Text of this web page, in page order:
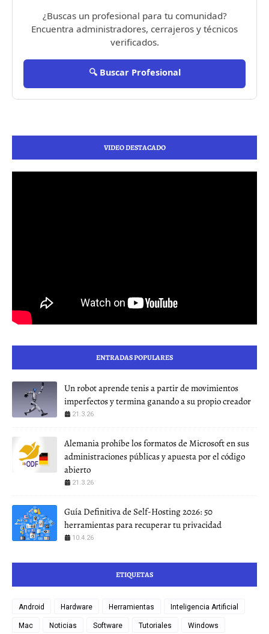
¿Buscas un profesional para tu comunidad?
Encuentra administradores, cerrajeros y técnicos
verificados.
🔍 Buscar Profesional
VIDEO DESTACADO
ENTRADAS POPULARES
Un robot aprende tenis a partir de movimientos
imperfectos y termina ganando a su propio creador
21.3.26
Alemania prohíbe los formatos de Microsoft en sus
administraciones públicas y apuesta por el código
abierto
21.3.26
Guía Definitiva de Self-Hosting 2026: 50
herramientas para recuperar tu privacidad
10.4.26
ETIQUETAS
Android Hardware Herramientas Inteligencia Artificial
Mac Noticias Software Tutoriales Windows